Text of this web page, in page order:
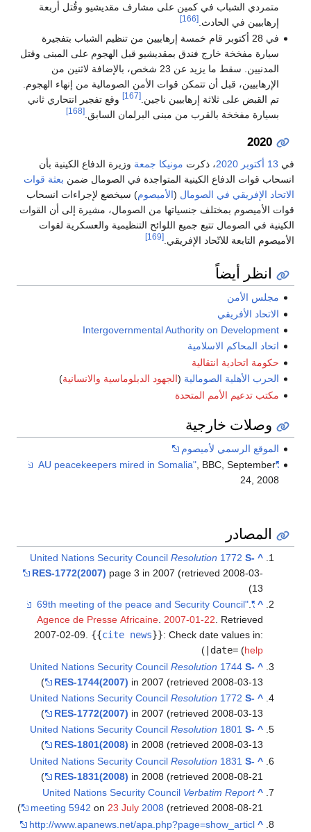
متمردي الشباب في كمين على مشارف مقديشيو وقُتل أربعة
إرهابيين في الحادث.[166]
في 28 أكتوبر قام خمسة إرهابيين من تنظيم الشباب بتفجيرة
سيارة مفخخة خارج فندق بمقديشيو قبل الهجوم على المبنى وقتل
المدنيين. سقط ما يزيد عن 23 شخص، بالإضافة لاثنين من
الإرهابيين، قبل أن تتمكن قوات الأمن الصومالية من إنهاء الهجوم.
تم القبض على ثلاثة إرهابيين ناجين.[167]
وقع تفجير انتحاري ثاني
بسيارة مفخخة بالقرب من مبنى البرلمان السابق.[168]
2020
في 13 أكتوبر 2020، ذكرت مونيكا جمعة وزيرة الدفاع الكينية بأن
انسحاب قوات الدفاع الكينية المتواجدة في الصومال ضمن بعثة قوات
الاتحاد الإفريقي في الصومال (الأميصوم) سيخضع لإجراءات انسحاب
قوات الأميصوم بمختلف جنسياتها من الصومال، مشيرة إلى أن القوات
الكينية في الصومال تتبع جميع اللوائح التنظيمية والعسكرية لقوات
الأميصوم التابعة للاتّحاد الإفريقي. [169]
انظر أيضاً
مجلس الأمن
الاتحاد الأفريقي
Intergovernmental Authority on Development
اتحاد المحاكم الاسلامية
حكومة اتحادية انتقالية
الحرب الأهلية الصومالية (الجهود الدبلوماسية والانسانية)
مكتب تدعيم الأمم المتحدة
وصلات خارجية
الموقع الرسمي لأميصوم
"AU peacekeepers mired in Somalia"
, BBC, September
24, 2008
المصادر
^
United Nations Security Council Resolution 1772S-
RES-1772(2007) page 3 in 2007 (retrieved 2008-03-
13)
^
"69th meeting of the peace and Security Council"
.
Agence de Presse Africaine.2007-01-22. Retrieved
2007-02-09. {{cite news}}:Check date values in:
|date= (help
)
^
United Nations Security Council Resolution 1744S-
RES-1744(2007)
in 2007 (retrieved 2008-03-13)
^
United Nations Security Council Resolution 1772S-
RES-1772(2007)
in 2007 (retrieved 2008-03-13)
^
United Nations Security Council Resolution 1801S-
RES-1801(2008)
in 2008 (retrieved 2008-03-13)
^
United Nations Security Council Resolution 1831S-
RES-1831(2008)
in 2008 (retrieved 2008-08-21)
^
United Nations Security Council Verbatim Report
meeting 5942 on23 July 2008 (retrieved 2008-08-21)
^
http://www.apanews.net/apa.php?page=show_articl